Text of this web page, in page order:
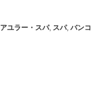
アユラー・スパ, スパ, バンコ